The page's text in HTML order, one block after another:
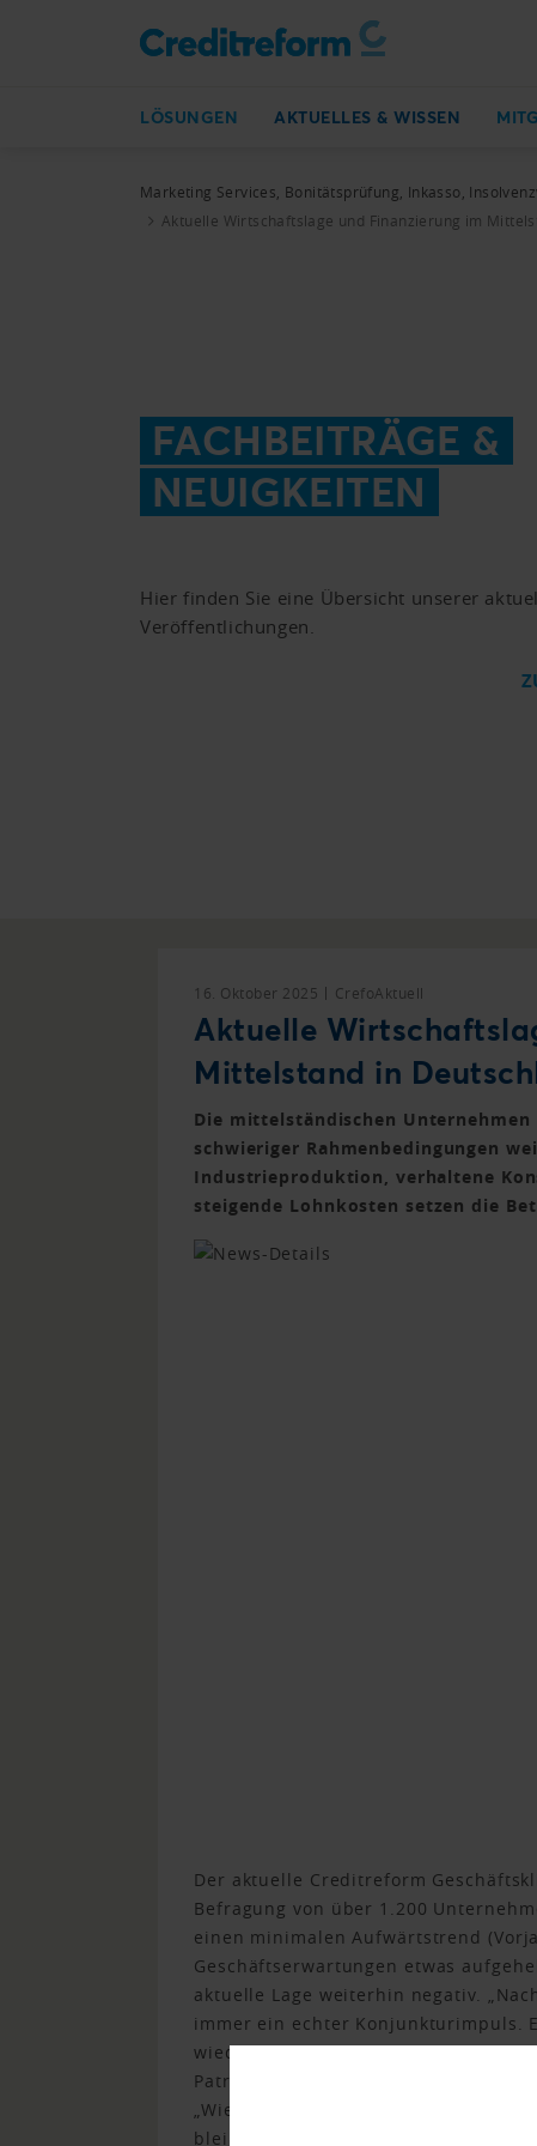
LÖSUNGEN AKTUELLES & WISSEN
Marketing Services, Bonitätsprüfung, Inkasso,
Aktuelle Wirtschaftslage und Finanzierung im
FACHBEITRÄGE &
NEUIGKEITEN
Hier finden Sie eine Übersicht unserer
Veröffentlichungen.
16. Oktober 2025 CrefoAktuell
Aktuelle
Mittelstand in
Die mittelständischen
schwieriger Rahmenbedingungen
Industrieproduktion, verhaltene
steigende Lohnkosten setzen die
Der aktuelle Creditreform
Befragung von über 1.200
einen minimalen Aufwärtstrend
Geschäftserwartungen etwas
aktuelle Lage weiterhin negativ.
immer ein echter Konjunkturimpuls.
wieder wachsen – getrieben vor
Patrik-Ludwig Hantzsch, Leiter der
„Wie stark dieser Impuls tatsächlich
bleiben, ist allerdings noch